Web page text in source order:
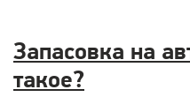
Запасовка на
такое?